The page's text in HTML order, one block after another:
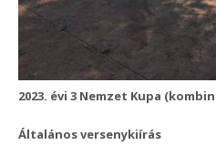
2023. évi 3 Nemzet Kupa
Általános versenykiírás